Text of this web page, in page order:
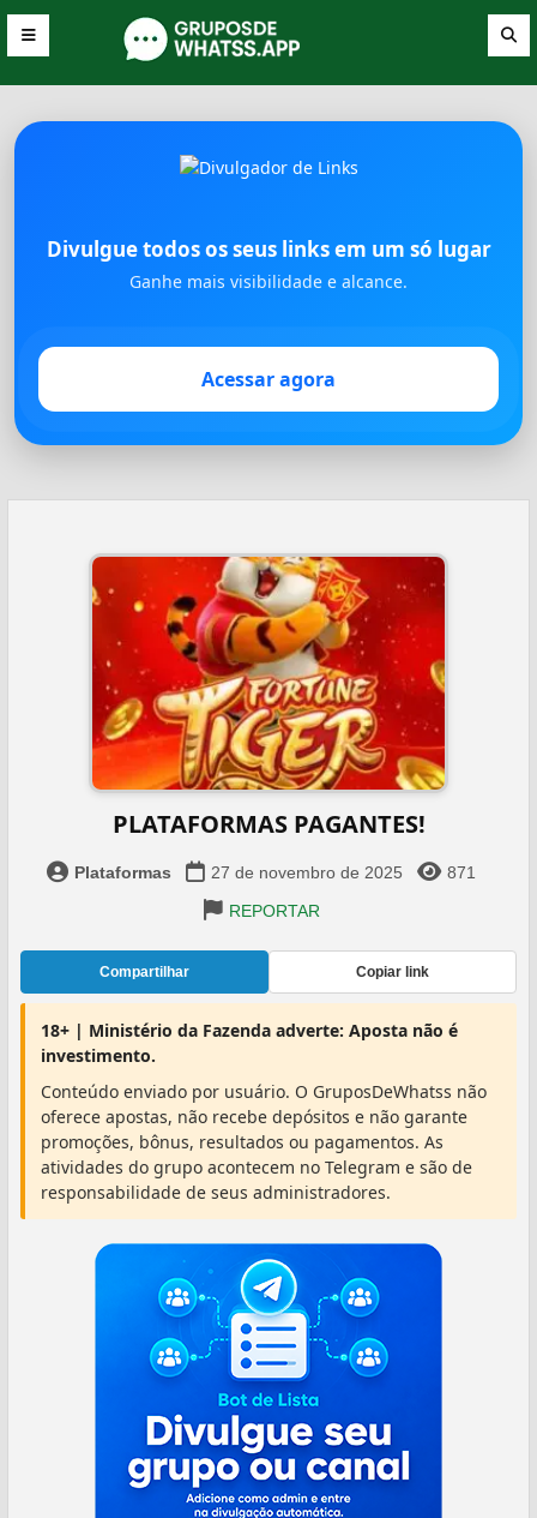
Divulgue todos os seus links em um só lugar
Ganhe mais visibilidade e alcance.
Acessar agora
PLATAFORMAS PAGANTES!
Plataformas 27 de novembro de 2025
871
REPORTAR
Compartilhar Copiar link
18+ | Ministério da Fazenda adverte: Aposta não é
investimento.
Conteúdo enviado por usuário. O GruposDeWhatss não
oferece apostas, não recebe depósitos e não garante
promoções, bônus, resultados ou pagamentos. As
atividades do grupo acontecem no Telegram e são de
responsabilidade de seus administradores.